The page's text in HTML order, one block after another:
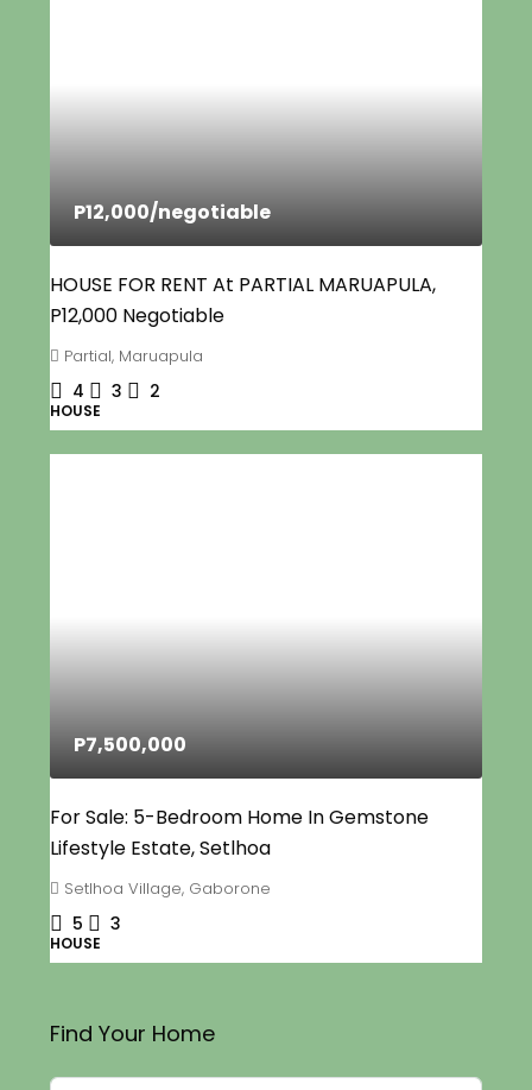
P12,000/negotiable
HOUSE FOR RENT At PARTIAL MARUAPULA,
P12,000 Negotiable
Partial, Maruapula
4 3 2
HOUSE
P7,500,000
For Sale: 5-Bedroom Home In Gemstone
Lifestyle Estate, Setlhoa
Setlhoa Village, Gaborone
5 3
HOUSE
Find Your Home